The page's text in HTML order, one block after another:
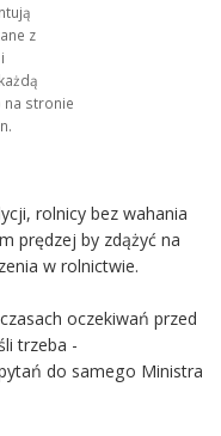
z
na stronie
rolnicy bez wahania
prędzej by zdążyć na
w rolnictwie.
oczekiwań przed
trzeba -
do samego Ministra